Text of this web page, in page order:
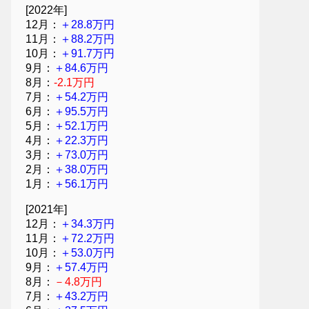
[2022年]
12月： ＋28.8万円
11月： ＋88.2万円
10月： ＋91.7万円
9月： ＋84.6万円
8月： -2.1万円
7月： ＋54.2万円
6月： ＋95.5万円
5月： ＋52.1万円
4月： ＋22.3万円
3月： ＋73.0万円
2月： ＋38.0万円
1月： ＋56.1万円
[2021年]
12月： ＋34.3万円
11月： ＋72.2万円
10月： ＋53.0万円
9月： ＋57.4万円
8月：
－4.8万円
7月： ＋43.2万円